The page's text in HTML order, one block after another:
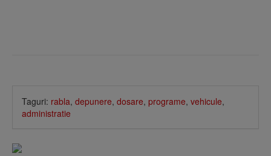
Taguri: rabla, depunere, dosare, programe, vehicule,
administratie